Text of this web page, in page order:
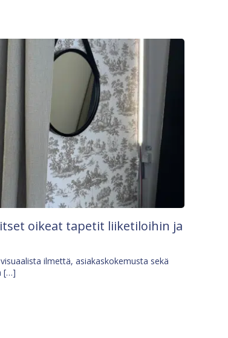
oikeat tapetit liiketiloihin ja
ilmettä, asiakaskokemusta sekä
[…]